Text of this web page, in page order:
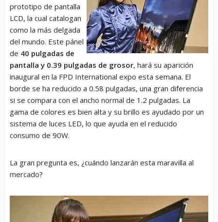
prototipo de pantalla
LCD, la cual catalogan
como la más delgada
del mundo. Este pánel
de 40 pulgadas de
pantalla y 0.39 pulgadas de grosor, hará su aparición
inaugural en la FPD International expo esta semana. El
borde se ha reducido a 0.58 pulgadas, una gran diferencia
si se compara con el ancho normal de 1.2 pulgadas. La
gama de colores es bien alta y su brillo es ayudado por un
sistema de luces LED, lo que ayuda en el reducido
consumo de 90W.
La gran pregunta es, ¿cuándo lanzarán esta maravilla al
mercado?